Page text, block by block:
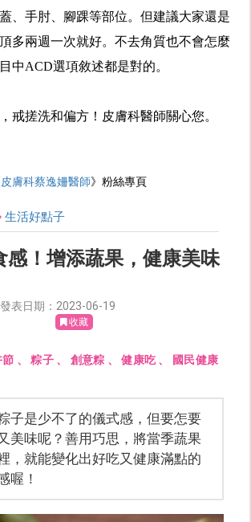
、手肘、腳踝等部位。但建議大家還是
多兩週一次就好。不去角質也不會怎麼
中ACD選項敘述都是對的。
戒搓洗和偏方！皮膚科醫師關心您。
皮膚科蔡逸姍醫師》粉絲專頁
生活好點子
感！增添蔬果，健康美味
表日期：2023-06-19
收藏
節 、粽子、 創意粽 、健康吃、
國民健康
子是少不了的儀式感，但要怎要
美味呢？善用巧思，將當季蔬果
，就能變化出好吃又健康滿點的
喔！